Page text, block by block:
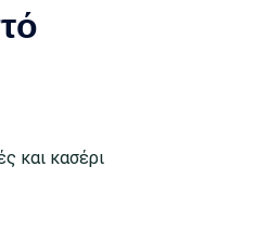
και κασέρι